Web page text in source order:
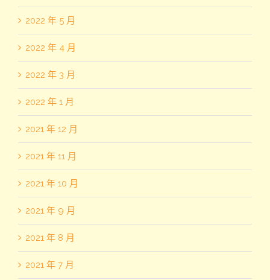
2022 年 5 月
2022 年 4 月
2022 年 3 月
2022 年 1 月
2021 年 12 月
2021 年 11 月
2021 年 10 月
2021 年 9 月
2021 年 8 月
2021 年 7 月